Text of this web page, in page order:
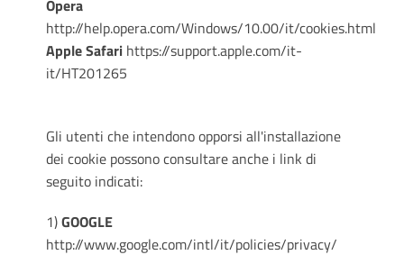
Opera
http://help.opera.com/Windows/10.00/it/cookies.html
Apple Safari https://support.apple.com/it-
it/HT201265
Gli utenti che intendono opporsi all'installazione
dei cookie possono consultare anche i link di
seguito indicati:
1)GOOGLE
http://www.google.com/intl/it/policies/privacy/